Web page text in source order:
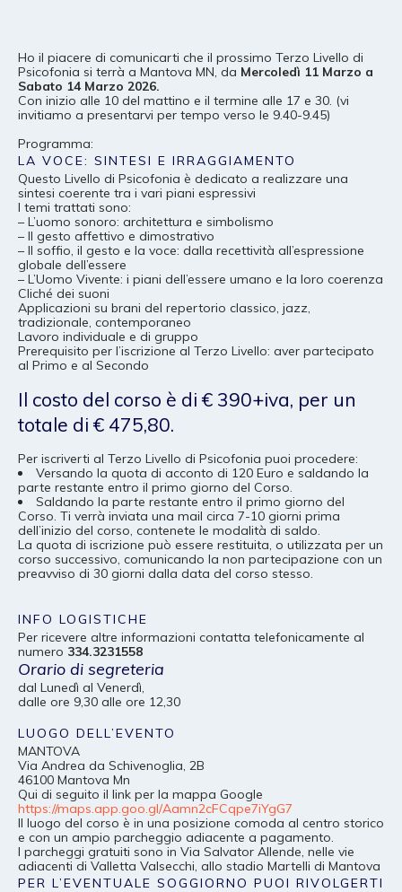
Ho il piacere di comunicarti che il prossimo Terzo Livello di
Psicofonia si terrà a Mantova MN, da Mercoledì 11 Marzo a
Sabato 14 Marzo 2026.
Con inizio alle 10 del mattino e il termine alle 17 e 30. (vi
invitiamo a presentarvi per tempo verso le 9.40-9.45)
Programma:
LA VOCE: SINTESI E IRRAGGIAMENTO
Questo Livello di Psicofonia è dedicato a realizzare una
sintesi coerente tra i vari piani espressivi
I temi trattati sono:
– L’uomo sonoro: architettura e simbolismo
– Il gesto affettivo e dimostrativo
– Il soffio, il gesto e la voce: dalla recettività all’espressione
globale dell’essere
– L’Uomo Vivente: i piani dell’essere umano e la loro coerenza
Cliché dei suoni
Applicazioni su brani del repertorio classico, jazz,
tradizionale, contemporaneo
Lavoro individuale e di gruppo
Prerequisito per l’iscrizione al Terzo Livello: aver partecipato
al Primo e al Secondo
Il costo del corso è di € 390+iva, per un
totale di € 475,80.
Per iscriverti al Terzo Livello di Psicofonia puoi procedere:
Versando la quota di acconto di 120 Euro e saldando la
parte restante entro il primo giorno del Corso.
Saldando la parte restante entro il primo giorno del
Corso. Ti verrà inviata una mail circa 7-10 giorni prima
dell’inizio del corso, contenete le modalità di saldo.
La quota di iscrizione può essere restituita, o utilizzata per un
corso successivo, comunicando la non partecipazione con un
preavviso di 30 giorni dalla data del corso stesso.
INFO LOGISTICHE
Per ricevere altre informazioni contatta telefonicamente al
numero 334.3231558
Orario di segreteria
dal Lunedì al Venerdì,
dalle ore 9,30 alle ore 12,30
LUOGO DELL’EVENTO
MANTOVA
Via Andrea da Schivenoglia, 2B
46100 Mantova Mn
Qui di seguito il link per la mappa Google
https://maps.app.goo.gl/Aamn2cFCqpe7iYgG7
Il luogo del corso è in una posizione comoda al centro storico
e con un ampio parcheggio adiacente a pagamento.
I parcheggi gratuiti sono in Via Salvator Allende, nelle vie
adiacenti di Valletta Valsecchi, allo stadio Martelli di Mantova
PER L’EVENTUALE SOGGIORNO PUOI RIVOLGERTI